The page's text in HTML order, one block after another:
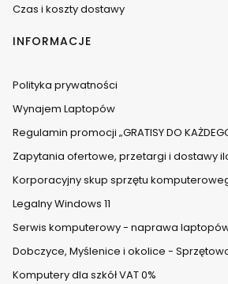
Czas i koszty dostawy
INFORMACJE
Polityka prywatności
Wynajem Laptopów
Regulamin promocji „GRATISY DO
Zapytania ofertowe, przetargi i dostawy
Korporacyjny skup sprzętu
Legalny Windows 11
Serwis komputerowy - naprawa
Dobczyce, Myślenice i okolice -
Komputery dla szkół VAT 0%